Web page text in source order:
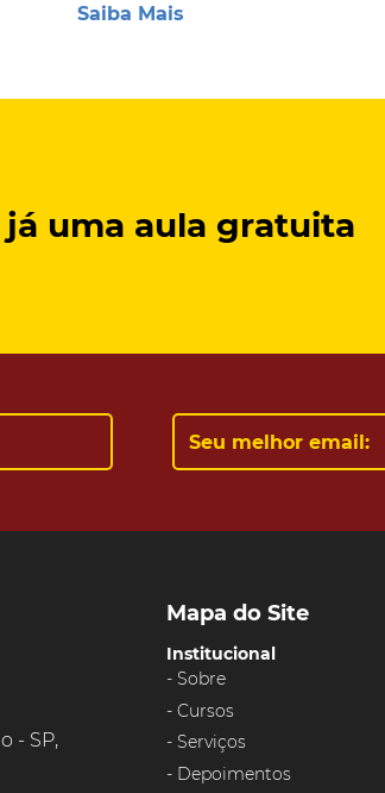
Saiba Mais
uma aula gratuita
- SP,
Mapa do Site
Institucional
Sobre
Cursos
Serviços
Depoimentos